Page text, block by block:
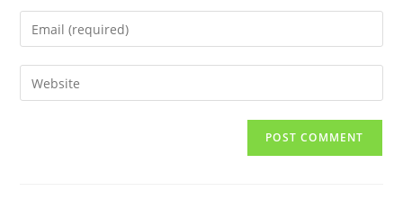
name
comment
Enter
your
email
address
Enter
your